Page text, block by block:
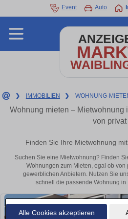
Alle Cookies akzeptieren
Event Auto
❯ IMMOBILIEN ❯ WOHNUNG-
Wohnung mieten – Mietwohnung
von privat
Finden Sie Ihre Mietwohnung
Suchen Sie eine Mietwohnung? Finden
Wohnungen zum Mieten, egal ob von
gewerblichen Anbietern. Nutzen Sie
schnell die passende Wohnung in